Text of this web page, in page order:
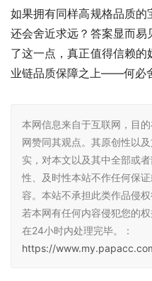
如果拥有同样高规格品质
还会舍近求远？答案显而
了这一点，真正值得信赖
业链品质保障之上——何必
本网信息来自于互联网，目
网赞同其观点。其原创性以
实，对本文以及其中全部或
性、及时性本站不作任何保
容。本站不承担此类作品侵
若本网有任何内容侵犯您的
在24小时内处理完毕。：
https://